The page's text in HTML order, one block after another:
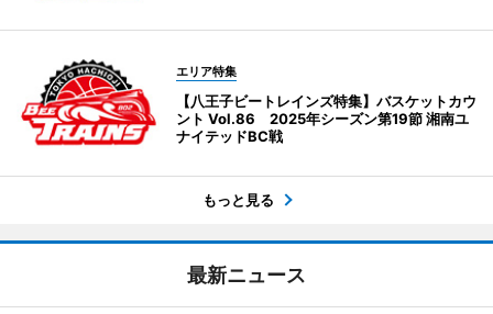
エリア特集
【八王子ビートレインズ特集】バスケットカウ
ント Vol.86 2025年シーズン第19節 湘南ユ
ナイテッドBC戦
もっと見る
最新ニュース